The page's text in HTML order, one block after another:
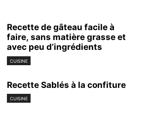
Recette de gâteau facile à
faire, sans matière grasse et
avec peu d’ingrédients
CUISINE
Recette Sablés à la confiture
CUISINE